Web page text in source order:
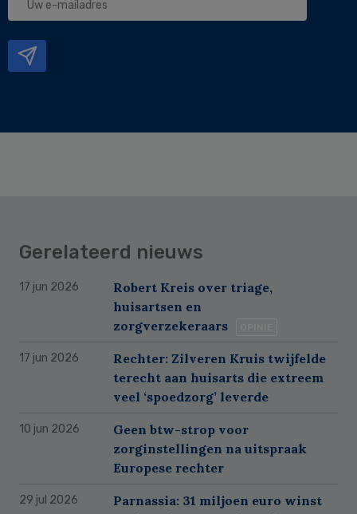
Gerelateerd nieuws
17 jun 2026
Robert Kreis over triage,
huisartsen en
zorgverzekeraars
17 jun 2026
Rechter: Zilveren Kruis twijfelde
terecht aan huisarts die extreem
veel ‘spoedzorg’ leverde
10 jun 2026
Geen btw-strop voor
zorginstellingen na uitspraak
Europese rechter
29 jul 2026
Parnassia: 31 miljoen euro winst